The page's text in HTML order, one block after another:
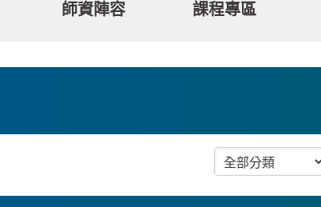
師資陣容 課程專區
分類項目